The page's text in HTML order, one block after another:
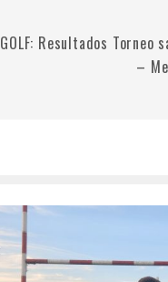
GOLF: Resultados Torneo
–